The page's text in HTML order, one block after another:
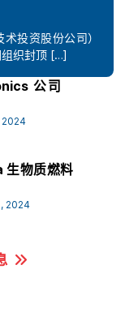
投资股份公司）
织封顶 […]
公司
2024
生物质燃料
, 2024